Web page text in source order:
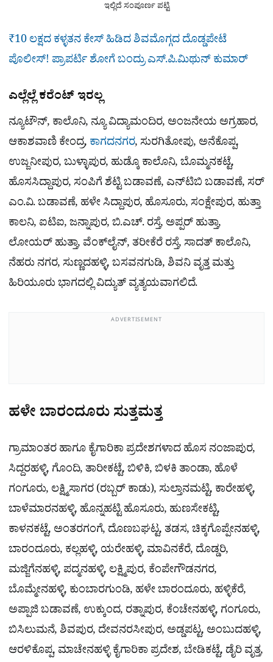
ಇಲ್ಲಿದೆ ಸಂಪೂರ್ಣ ಪಟ್ಟಿ
₹10 ಲಕ್ಷದ ಕಳ್ಳತನ ಕೇಸ್ ಹಿಡಿದ ಶಿವಮೊಗ್ಗದ ದೊಡ್ಡಪೇಟೆ
ಪೊಲೀಸ್! ಪ್ರಾಪರ್ಟಿ ಶೋಗೆ ಬಂದ್ರು ಎಸ್​.ಪಿ.ಮಿಥುನ್ ಕುಮಾರ್
ಎಲ್ಲೆಲ್ಲೆ ಕರೆಂಟ್ ಇರಲ್ಲ
ನ್ಯೂಟೌನ್, ಕಾಲೊನಿ, ನ್ಯೂ ವಿದ್ಯಾಮಂದಿರ, ಅಂಜನೇಯ ಅಗ್ರಹಾರ,
ಆಕಾಶವಾಣಿ ಕೇಂದ್ರ, ಕಾಗದನಗರ, ಸುರಗಿತೋಪು, ಅನೆಕೊಪ್ಪ,
ಉಜ್ಜನೀಪುರ, ಬುಳ್ಳಾಪುರ, ಹುಡ್ಕೊ ಕಾಲೊನಿ, ಬೊಮ್ಮನಕಟ್ಟೆ,
ಹೊಸಸಿದ್ದಾಪುರ, ಸಂಪಿಗೆ ಶೆಟ್ಟಿ ಬಡಾವಣೆ, ಎನ್‌ಟಿಬಿ ಬಡಾವಣೆ, ಸರ್
ಎಂ.ವಿ. ಬಡಾವಣೆ, ಹಳೇ ಸಿದ್ದಾಪುರ, ಹೊಸೂರು, ಸಂಕ್ಷೇಪುರ, ಹುತ್ತಾ
ಕಾಲನಿ, ಐಟಿಐ, ಜನ್ನಾಪುರ, ಬಿ.ಎಚ್. ರಸ್ತೆ, ಅಪ್ಪ‌ರ್ ಹುತ್ತಾ,
ಲೋಯರ್ ಹುತ್ತಾ, ವೆಂಕ್‌ಲೈನ್, ತರೀಕೆರೆ ರಸ್ತೆ, ಸಾದತ್ ಕಾಲೊನಿ,
ನೆಹರು ನಗರ, ಸುಣ್ಣದಹಳ್ಳಿ, ಬಸವನಗುಡಿ, ಶಿವನಿ ವೃತ್ತ ಮತ್ತು
ಹಿರಿಯೂರು ಭಾಗದಲ್ಲಿ ವಿದ್ಯುತ್ ವ್ಯತ್ಯಯವಾಗಲಿದೆ.
ADVERTISEMENT
ಹಳೇ ಬಾರಂದೂರು ಸುತ್ತಮತ್ತ
ಗ್ರಾಮಾಂತರ ಹಾಗೂ ಕೈಗಾರಿಕಾ ಪ್ರದೇಶಗಳಾದ ಹೊಸ ನಂಜಾಪುರ,
ಸಿದ್ದರಹಳ್ಳಿ, ಗೊಂದಿ, ತಾರೀಕಟ್ಟೆ, ಬಿಳಿಕಿ, ಬಿಳಕಿ ತಾಂಡಾ, ಹೊಳೆ
ಗಂಗೂರು, ಲಕ್ಷ್ಮಿಸಾಗರ (ರಬ್ಬರ್ ಕಾಡು), ಸುಲ್ತಾನಮಟ್ಟಿ, ಕಾರೇಹಳ್ಳಿ,
ಬಾಳೆಮಾರನಹಳ್ಳಿ, ಹೊನ್ನಹಟ್ಟಿ ಹೊಸೂರು, ಹುಣಸೇಕಟ್ಟಿ,
ಕಾಳನಕಟ್ಟೆ, ಅಂತರಗಂಗೆ, ದೊಣಬಘಟ್ಟ, ತಡಸ, ಚಿಕ್ಕಗೊಪ್ಪೇನಹಳ್ಳಿ,
ಬಾರಂದೂರು, ಕಲ್ಲಹಳ್ಳಿ, ಯರೇಹಳ್ಳಿ, ಮಾವಿನಕೆರೆ, ದೊಡ್ಡರಿ,
ಮಜ್ಜಿಗೆನಹಳ್ಳಿ, ಪದ್ಮನಹಳ್ಳಿ, ಲಕ್ಷ್ಮಿಪುರ, ಕೆಂಪೇಗೌಡನಗರ,
ಬೊಮ್ಮೇನಹಳ್ಳಿ, ಕುಂಬಾರಗುಂಡಿ, ಹಳೇ ಬಾರಂದೂರು, ಹಳ್ಳಿಕೆರೆ,
ಅಪ್ಪಾಜಿ ಬಡಾವಣೆ, ಉಕ್ಕುಂದ, ರತ್ನಾಪುರ, ಕೆಂಚೇನಹಳ್ಳಿ, ಗಂಗೂರು,
ಬಿಸಿಲುಮನೆ, ಶಿವಪುರ, ದೇವನರಸೀಪುರ, ಅಡ್ಡಪಟ್ಟ, ಅಂಬುದಹಳ್ಳಿ,
ಆರಳಿಕೊಪ್ಪ, ಮಾಚೇನಹಳ್ಳಿ ಕೈಗಾರಿಕಾ ಪ್ರದೇಶ, ಬೇಡಿಕಟ್ಟೆ, ಡೈರಿ ವೃತ್ತ,